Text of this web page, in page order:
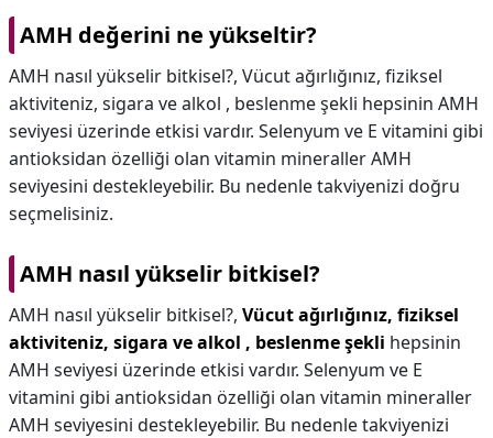
AMH değerini ne yükseltir?
AMH nasıl yükselir bitkisel?, Vücut ağırlığınız, fiziksel
aktiviteniz, sigara ve alkol , beslenme şekli hepsinin AMH
seviyesi üzerinde etkisi vardır. Selenyum ve E vitamini gibi
antioksidan özelliği olan vitamin mineraller AMH
seviyesini destekleyebilir. Bu nedenle takviyenizi doğru
seçmelisiniz.
AMH nasıl yükselir bitkisel?
AMH nasıl yükselir bitkisel?, Vücut ağırlığınız, fiziksel
aktiviteniz, sigara ve alkol , beslenme şekli hepsinin
AMH seviyesi üzerinde etkisi vardır. Selenyum ve E
vitamini gibi antioksidan özelliği olan vitamin mineraller
AMH seviyesini destekleyebilir. Bu nedenle takviyenizi